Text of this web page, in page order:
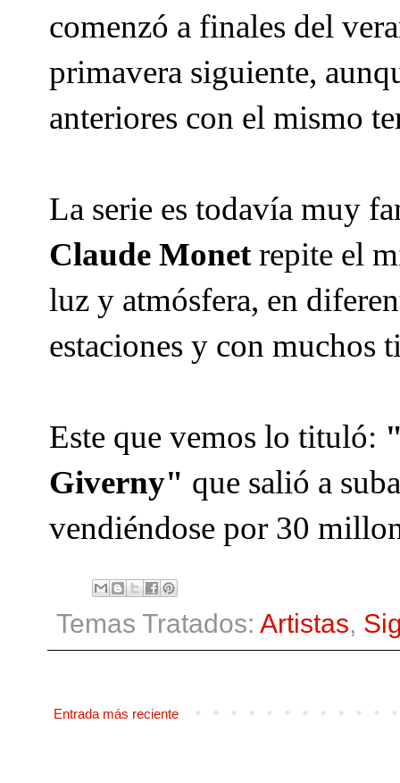
comenzó a finales del
primavera siguiente,
anteriores con el mismo
La serie es todavía muy
Claude Monetrepite el
luz y atmósfera, en
estaciones y con muchos
Este que vemos lo tituló:
Giverny" que salió a
vendiéndose por 30
Temas Tratados: Artistas,
Entrada más reciente